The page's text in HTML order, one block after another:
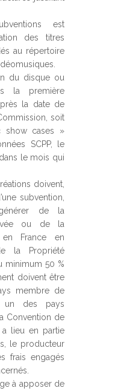
est
des titres
au répertoire
du disque ou
la première
la date de
soit
show cases »
SCPP, le
le mois qui
doivent,
subvention,
de la
ou de la
en France en
la Propriété
minimum 50 %
doivent être
membre de
un des pays
Convention de
a lieu en partie
le producteur
frais engagés
à apposer de